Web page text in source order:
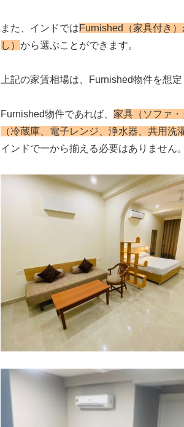
また、インドではFurnished（家具付き
し） から選ぶことができます。
上記の家賃相場は、Furnished物件を想定
Furnished物件であれば、 家具（ソファ
（冷蔵庫、電子レンジ、浄水器、共用
インドで一から揃える必要はありません。